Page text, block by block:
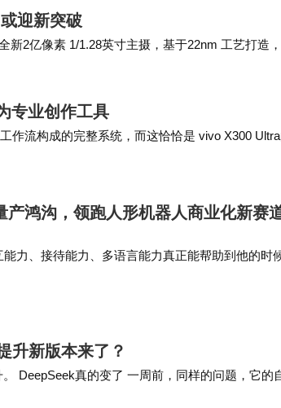
迎新突破
2亿像素 1/1.28英寸主摄，基于22nm 工艺打造
专业创作工具
作流构成的完整系统，而这恰恰是 vivo X300
…
产鸿沟，领跑人形机器人商业化新赛
力、接待能力、多语言能力真正能帮助到他的时
对我们来…
升新版本来了？
DeepSeek真的变了 一周前，同样的问题，它的
号…